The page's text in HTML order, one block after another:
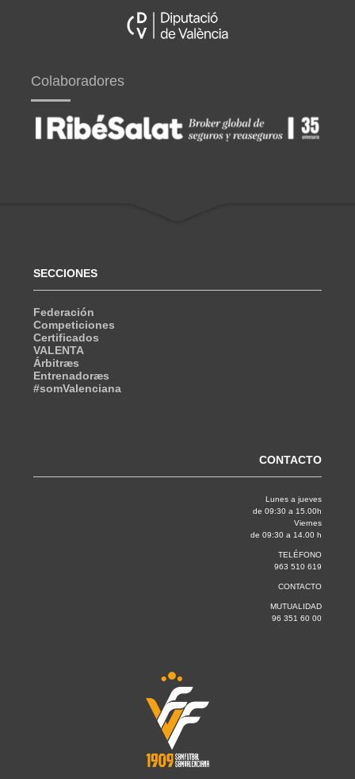
Colaboradores
SECCIONES
Federación
Competiciones
Certificados
VALENTA
Árbitræs
Entrenadoræs
#somValenciana
CONTACTO
Lunes a jueves
de 09:30 a 15.00h
Viernes
de 09:30 a 14.00 h
TELÉFONO
963 510 619
CONTACTO
MUTUALIDAD
96 351 60 00